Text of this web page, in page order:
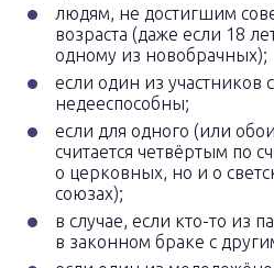
людям, не достигшим
возраста (даже если 18
одному из новобрачных);
если один из участников
недееспособны;
если для одного (или
считается четвёртым по
о церковных, но и о
союзах);
в случае, если кто-то из
в законном браке с